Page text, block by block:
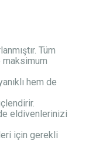
Tüm
hem de
eldivenlerinizi
için gerekli